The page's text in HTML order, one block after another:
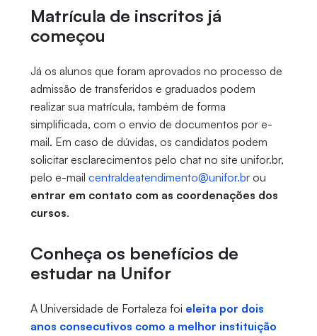
Matrícula de inscritos já
começou
Já os alunos que foram aprovados no processo de
admissão de transferidos e graduados podem
realizar sua matrícula, também de forma
simplificada, com o envio de documentos por e-
mail. Em caso de dúvidas, os candidatos podem
solicitar esclarecimentos pelo chat no site unifor.br,
pelo e-mail centraldeatendimento@unifor.brou
entrar em contato com as coordenações dos
cursos.
Conheça os benefícios de
estudar na Unifor
A Universidade de Fortaleza foi eleita por dois
anos consecutivos como a melhor instituição